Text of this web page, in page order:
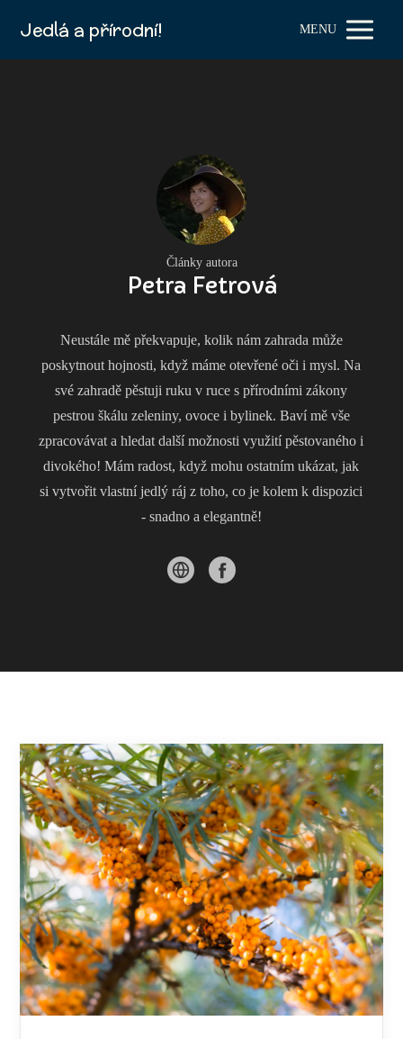
Jedlá a přírodní! MENU
Články autora
Petra Fetrová
Neustále mě překvapuje, kolik nám zahrada může
poskytnout hojnosti, když máme otevřené oči i mysl. Na
své zahradě pěstuji ruku v ruce s přírodními zákony
pestrou škálu zeleniny, ovoce i bylinek. Baví mě vše
zpracovávat a hledat další možnosti využití pěstovaného i
divokého! Mám radost, když mohu ostatním ukázat, jak
si vytvořit vlastní jedlý ráj z toho, co je kolem k dispozici
- snadno a elegantně!